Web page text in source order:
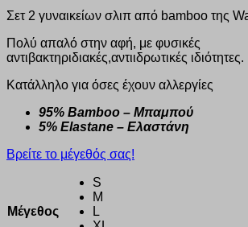
was:
τιμή
€10.96.
Σετ 2 γυναικείων σλιπ από bamboo της
Πολύ απαλό στην αφή, με φυσικές
αντιβακτηριδιακές,αντιιδρωτικές ιδιότητες.
Κατάλληλο για όσες έχουν αλλεργίες
95% Bamboo – Μπαμπού
5% Elastane – Ελαστάνη
Βρείτε το μέγεθός σας!
Μέγεθος
S
M
L